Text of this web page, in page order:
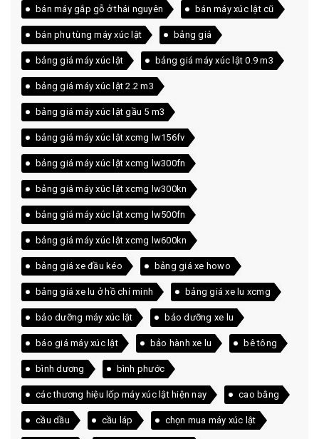
bán máy gắp gỗ ở thái nguyên bán máy xúc lật cũ
bán phụ tùng máy xúc lật bảng giá
bảng giá máy xúc lật bảng giá máy xúc lật 0.9 m3
bảng giá máy xúc lật 2.2 m3
bảng giá máy xúc lật gầu 5 m3
bảng giá máy xúc lật xcmg lw156fv
bảng giá máy xúc lật xcmg lw300fn
bảng giá máy xúc lật xcmg lw300kn
bảng giá máy xúc lật xcmg lw500fn
bảng giá máy xúc lật xcmg lw600kn
bảng giá xe đầu kéo bảng giá xe howo
bảng giá xe lu ở hồ chí minh bảng giá xe lu xcmg
bảo dưỡng máy xúc lật bảo dưỡng xe lu
báo giá máy xúc lật bảo hành xe lu bê tông
bình dương bình phước
các thương hiệu lốp máy xúc lật hiện nay cao bằng
cầu dầu cầu láp chọn mua máy xúc lật